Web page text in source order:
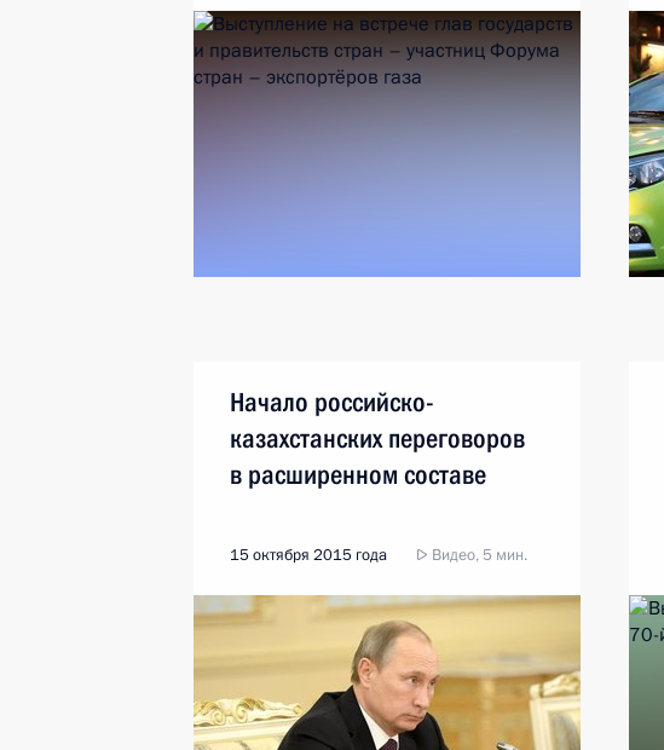
Начало российско-
казахстанских переговоров
в расширенном составе
15 октября 2015 года Видео, 5 мин.